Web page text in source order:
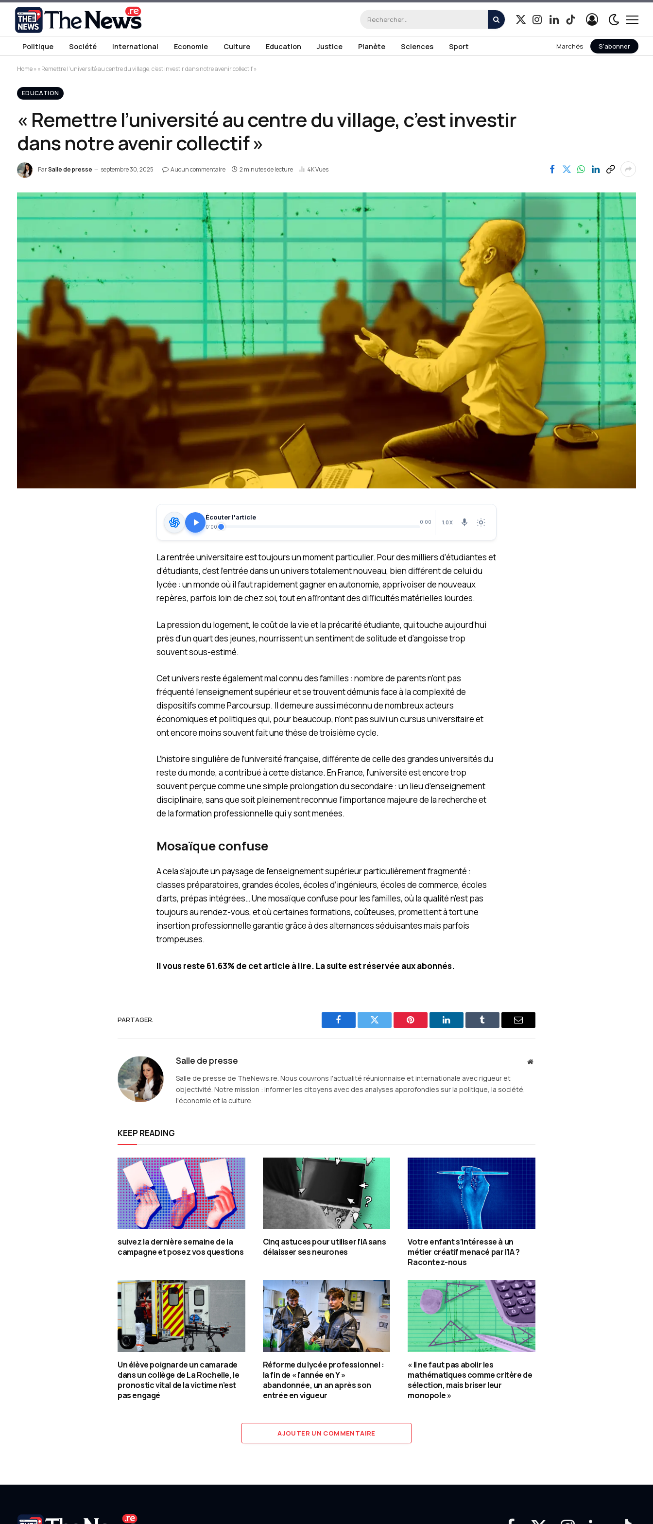
X
Instagram
LinkedInTikTok
Politique Société International Economie Culture Education Justice Planète Sciences Sport Marchés S'abonner
Home»« Remettre l’université au centre du village, c’est investir dans notre avenir collectif »
EDUCATION
« Remettre l’université au centre du village, c’est investir
dans notre avenir collectif »
ParSalle de presse septembre 30, 2025 Aucun commentaire 2 minutes de lecture 4KVues
Écouter l'article
0:00
0:00 1.0X
La rentrée universitaire est toujours un moment particulier. Pour des milliers d’étudiantes et
d’étudiants, c’est l’entrée dans un univers totalement nouveau, bien différent de celui du
lycée : un monde où il faut rapidement gagner en autonomie, apprivoiser de nouveaux
repères, parfois loin de chez soi, tout en affrontant des difficultés matérielles lourdes.
La pression du logement, le coût de la vie et la précarité étudiante, qui touche aujourd’hui
près d’un quart des jeunes, nourrissent un sentiment de solitude et d’angoisse trop
souvent sous-estimé.
Cet univers reste également mal connu des familles : nombre de parents n’ont pas
fréquenté l’enseignement supérieur et se trouvent démunis face à la complexité de
dispositifs comme Parcoursup. Il demeure aussi méconnu de nombreux acteurs
économiques et politiques qui, pour beaucoup, n’ont pas suivi un cursus universitaire et
ont encore moins souvent fait une thèse de troisième cycle.
L’histoire singulière de l’université française, différente de celle des grandes universités du
reste du monde, a contribué à cette distance. En France, l’université est encore trop
souvent perçue comme une simple prolongation du secondaire : un lieu d’enseignement
disciplinaire, sans que soit pleinement reconnue l’importance majeure de la recherche et
de la formation professionnelle qui y sont menées.
Mosaïque confuse
A cela s’ajoute un paysage de l’enseignement supérieur particulièrement fragmenté :
classes préparatoires, grandes écoles, écoles d’ingénieurs, écoles de commerce, écoles
d’arts, prépas intégrées… Une mosaïque confuse pour les familles, où la qualité n’est pas
toujours au rendez-vous, et où certaines formations, coûteuses, promettent à tort une
insertion professionnelle garantie grâce à des alternances séduisantes mais parfois
trompeuses.
Il vous reste 61.63% de cet article à lire. La suite est réservée aux abonnés.
PARTAGER.
Facebook Twitter Pinterest LinkedIn Tumblr
E-
Salle de presse
Site
Salle de presse de TheNews.re. Nous couvrons l'actualité réunionnaise et internationale avec rigueur et
objectivité. Notre mission : informer les citoyens avec des analyses approfondies sur la politique, la société,
l'économie et la culture.
KEEP READING
suivez la dernière semaine de la
campagne et posez vos questions
Cinq astuces pour utiliser l’IA sans
délaisser ses neurones
Votre enfant s’intéresse à un
métier créatif menacé par l’IA ?
Racontez-nous
Un élève poignarde un camarade
dans un collège de La Rochelle, le
pronostic vital de la victime n’est
pas engagé
Réforme du lycée professionnel :
la fin de « l’année en Y »
abandonnée, un an après son
entrée en vigueur
« Il ne faut pas abolir les
mathématiques comme critère de
sélection, mais briser leur
monopole »
AJOUTER UN COMMENTAIRE